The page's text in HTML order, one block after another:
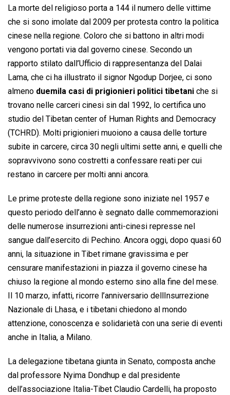
La morte del religioso porta a 144 il numero delle vittime
che si sono imolate dal 2009 per protesta contro la politica
cinese nella regione. Coloro che si battono in altri modi
vengono portati via dal governo cinese. Secondo un
rapporto stilato dall’Ufficio di rappresentanza del Dalai
Lama, che ci ha illustrato il signor Ngodup Dorjee, ci sono
almeno duemila casi di prigionieri politici tibetani che si
trovano nelle carceri cinesi sin dal 1992, lo certifica uno
studio del Tibetan center of Human Rights and Democracy
(TCHRD). Molti prigionieri muoiono a causa delle torture
subite in carcere, circa 30 negli ultimi sette anni, e quelli che
sopravvivono sono costretti a confessare reati per cui
restano in carcere per molti anni ancora.
Le prime proteste della regione sono iniziate nel 1957 e
questo periodo dell’anno è segnato dalle commemorazioni
delle numerose insurrezioni anti-cinesi represse nel
sangue dall’esercito di Pechino. Ancora oggi, dopo quasi 60
anni, la situazione in Tibet rimane gravissima e per
censurare manifestazioni in piazza il governo cinese ha
chiuso la regione al mondo esterno sino alla fine del mese.
Il 10 marzo, infatti, ricorre l’anniversario dellInsurrezione
Nazionale di Lhasa, e i tibetani chiedono al mondo
attenzione, conoscenza e solidarietà con una serie di eventi
anche in Italia, a Milano.
La delegazione tibetana giunta in Senato, composta anche
dal professore Nyima Dondhup e dal presidente
dell’associazione Italia-Tibet Claudio Cardelli, ha proposto